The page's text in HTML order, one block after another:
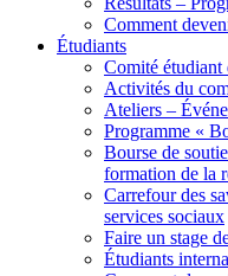
Comment
Étudiants
Comité étudiant
Activités du
Ateliers –
Programme «
Bourse de
formation de la
Carrefour des
services sociaux
Faire un stage
Étudiants